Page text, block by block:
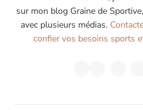
sur mon blog Graine de
avec plusieurs médias.
confier vos besoins sports